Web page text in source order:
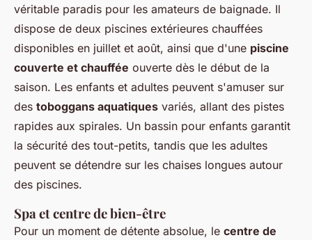
véritable paradis pour les amateurs de baignade. Il
dispose de deux piscines extérieures chauffées
disponibles en juillet et août, ainsi que d'une piscine
couverte et chauffée ouverte dès le début de la
saison. Les enfants et adultes peuvent s'amuser sur
des toboggans aquatiques variés, allant des pistes
rapides aux spirales. Un bassin pour enfants garantit
la sécurité des tout-petits, tandis que les adultes
peuvent se détendre sur les chaises longues autour
des piscines.
Spa et centre de bien-être
Pour un moment de détente absolue, le centre de